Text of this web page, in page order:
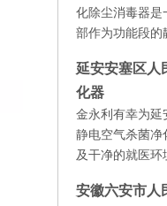
化除尘消毒器是
部作为功能段的
延安安塞区人
化器
金永利有幸为延
静电空气杀菌净
及干净的就医环
安徽六安市人